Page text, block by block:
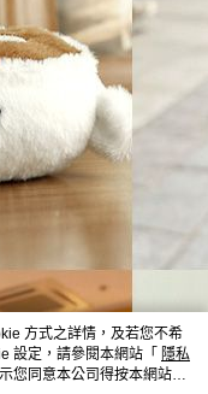
方式之詳情，及若您不希
設定，請參閱本網站「 隱私
您同意本公司得按本網站使